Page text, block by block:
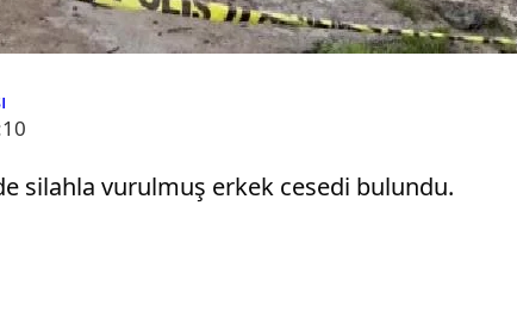
silahla vurulmuş erkek cesedi bulundu.